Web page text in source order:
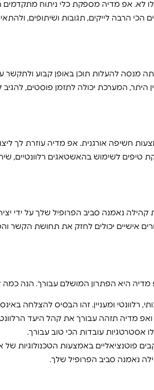
לא. אפ מדיה מספקת כלי ניתוח
הכי הרבה לייקים, תגובות ושיתופים,
מנסה להעלות תוכן באופן קבוע
המערכת יכולה לתזמן פוסטים, להגיב
חשיפה אורגנית. אפ מדיה עוזרת לך ליצור
לשימוש בהאשטאגים רלוונטיים,
נאמנה סביב הפרופיל שלך על ידי
אישיים יכולים לחזק את תחושת הקשר
היא הפתרון המושלם עבורך. הנה
רלוונטי ומעניין. זהו הבסיס להצלחה
מדיה תזהה עבורך את קהל היעד
אסטרטגיות עובדות הכי טוב עבורך.
פוטנציאליים באמצעות הטכנולוגיות של
נאמנה סביב הפרופיל שלך.